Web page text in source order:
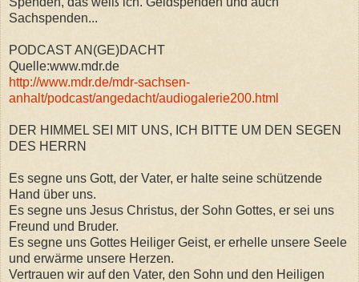
Sachspenden...
PODCAST AN(GE)DACHT
Quelle:www.mdr.de
http://www.mdr.de/mdr-sachsen-
anhalt/podcast/angedacht/audiogalerie200.html
DER HIMMEL SEI MIT UNS, ICH BITTE UM DEN SEGEN
DES HERRN
Es segne uns Gott, der Vater, er halte seine schützende
Hand über uns.
Es segne uns Jesus Christus, der Sohn Gottes, er sei uns
Freund und Bruder.
Es segne uns Gottes Heiliger Geist, er erhelle unsere Seele
und erwärme unsere Herzen.
Vertrauen wir auf den Vater, den Sohn und den Heiligen